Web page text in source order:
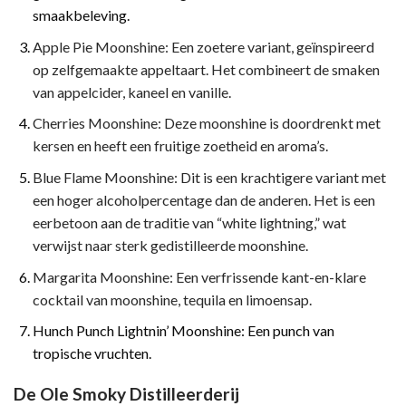
smaakbeleving.
Apple Pie Moonshine: Een zoetere variant, geïnspireerd
op zelfgemaakte appeltaart. Het combineert de smaken
van appelcider, kaneel en vanille.
Cherries Moonshine: Deze moonshine is doordrenkt met
kersen en heeft een fruitige zoetheid en aroma’s.
Blue Flame Moonshine: Dit is een krachtigere variant met
een hoger alcoholpercentage dan de anderen. Het is een
eerbetoon aan de traditie van “white lightning,” wat
verwijst naar sterk gedistilleerde moonshine.
Margarita Moonshine: Een verfrissende kant-en-klare
cocktail van moonshine, tequila en limoensap.
Hunch Punch Lightnin’ Moonshine: Een punch van
tropische vruchten.
De Ole Smoky Distilleerderij